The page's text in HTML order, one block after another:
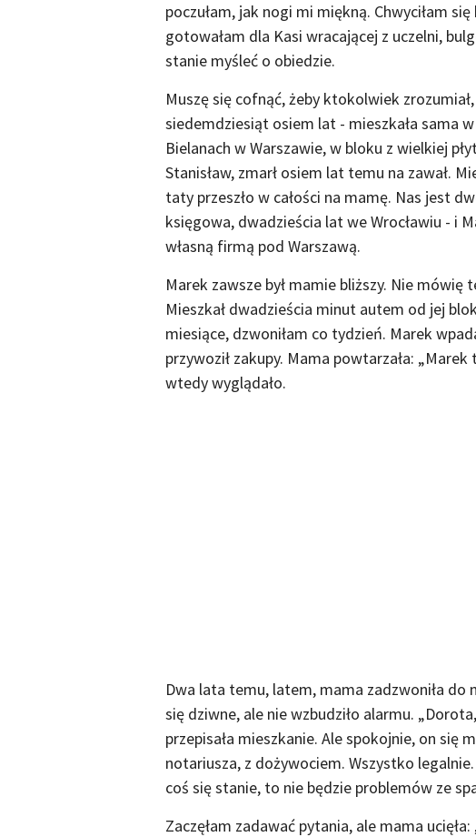
poczułam, jak nogi mi miękną. Chwyciłam
gotowałam dla Kasi wracającej z uczelni,
stanie myśleć o obiedzie.
Muszę się cofnąć, żeby ktokolwiek
siedemdziesiąt osiem lat - mieszkała sama
Bielanach w Warszawie, w bloku z wielkiej
Stanisław, zmarł osiem lat temu na zawał.
taty przeszło w całości na mamę. Nas jest
księgowa, dwadzieścia lat we Wrocławiu - i
własną firmą pod Warszawą.
Marek zawsze był mamie bliższy. Nie
Mieszkał dwadzieścia minut autem od jej
miesiące, dzwoniłam co tydzień. Marek
przywoził zakupy. Mama powtarzała:
wtedy wyglądało.
Dwa lata temu, latem, mama zadzwoniła do
się dziwne, ale nie wzbudziło alarmu.
przepisała mieszkanie. Ale spokojnie, on się
notariusza, z dożywociem. Wszystko
coś się stanie, to nie będzie problemów ze
Zaczęłam zadawać pytania, ale mama